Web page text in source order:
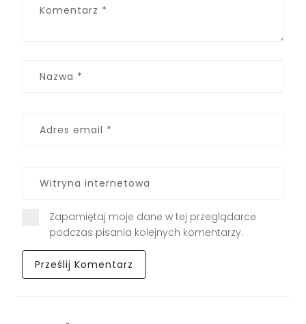
Zapamiętaj moje dane w tej przeglądarce
podczas pisania kolejnych komentarzy.